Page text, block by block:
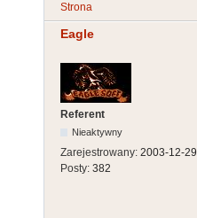
Strona
Eagle
Referent
Nieaktywny
Zarejestrowany: 2003-12-29
Posty: 382